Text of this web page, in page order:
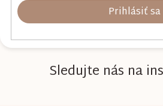
Prihlásiť sa
Sledujte nás na